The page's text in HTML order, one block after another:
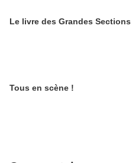
Le livre des Grandes Sections
Tous en scène !